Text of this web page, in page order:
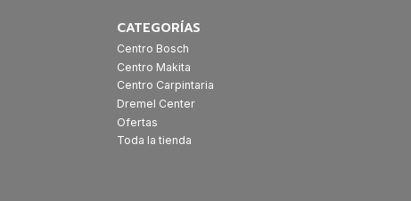
CATEGORÍAS
Centro Bosch
Centro Makita
Centro Carpintaria
Dremel Center
Ofertas
Toda la tienda